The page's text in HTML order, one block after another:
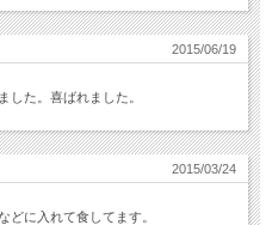
2015/06/19
した。喜ばれました。
2015/03/24
どに入れて食してます。